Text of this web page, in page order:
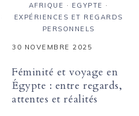
AFRIQUE · EGYPTE ·
EXPÉRIENCES ET REGARDS
PERSONNELS
30 NOVEMBRE 2025
Féminité et voyage en
Égypte : entre regards,
attentes et réalités